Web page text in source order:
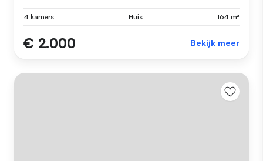
4 kamers Huis 164 m²
€ 2.000 Bekijk meer